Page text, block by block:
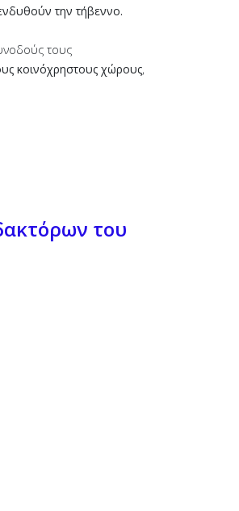
την τήβεννο.
τους
κοινόχρηστους χώρους,
του